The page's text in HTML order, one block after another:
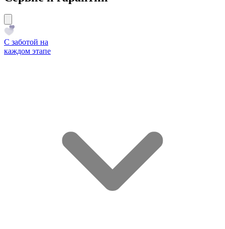
С заботой на
каждом этапе